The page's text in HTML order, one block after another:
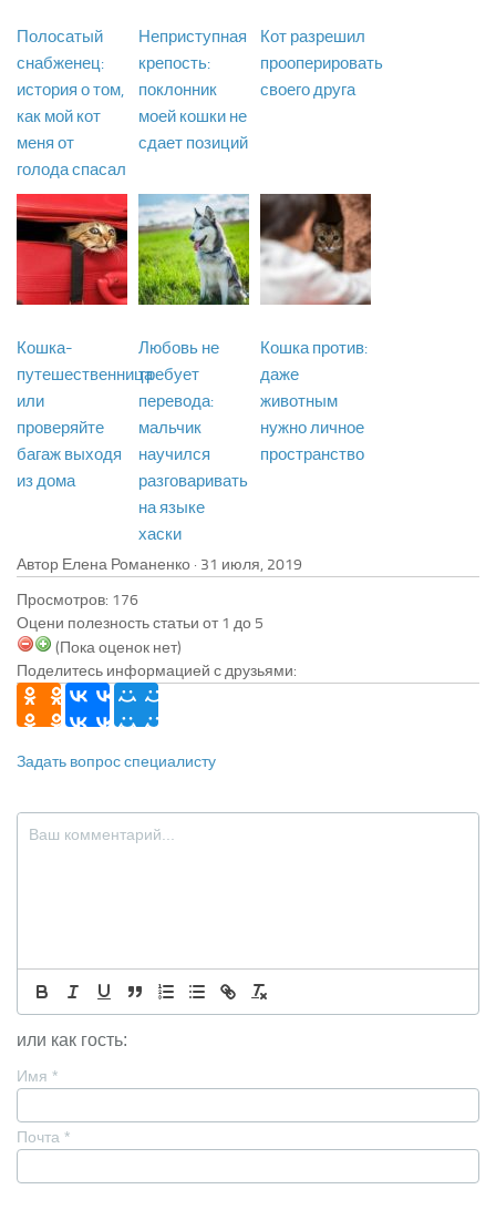
Полосатый
снабженец:
история о том,
как мой кот
меня от
голода спасал
Неприступная
крепость:
поклонник
моей кошки не
сдает позиций
Кот разрешил
прооперировать
своего друга
Кошка-
путешественница
или
проверяйте
багаж выходя
из дома
Любовь не
требует
перевода:
мальчик
научился
разговаривать
на языке
хаски
Кошка против:
даже
животным
нужно личное
пространство
Автор Елена Романенко ·
Просмотров: 176
Оцени полезность статьи от 1 до 5
(Пока оценок нет)
Поделитесь информацией с друзьями:
Задать вопрос специалисту
или как гость:
Имя *
Почта *